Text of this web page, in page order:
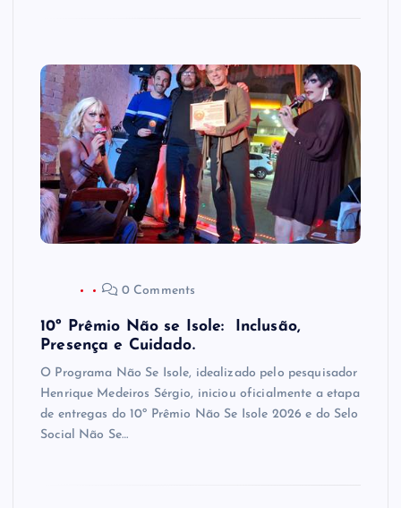
0 Comments
10º Prêmio Não se Isole: Inclusão,
Presença e Cuidado.
O Programa Não Se Isole, idealizado pelo pesquisador
Henrique Medeiros Sérgio, iniciou oficialmente a etapa
de entregas do 10º Prêmio Não Se Isole 2026 e do Selo
Social Não Se…